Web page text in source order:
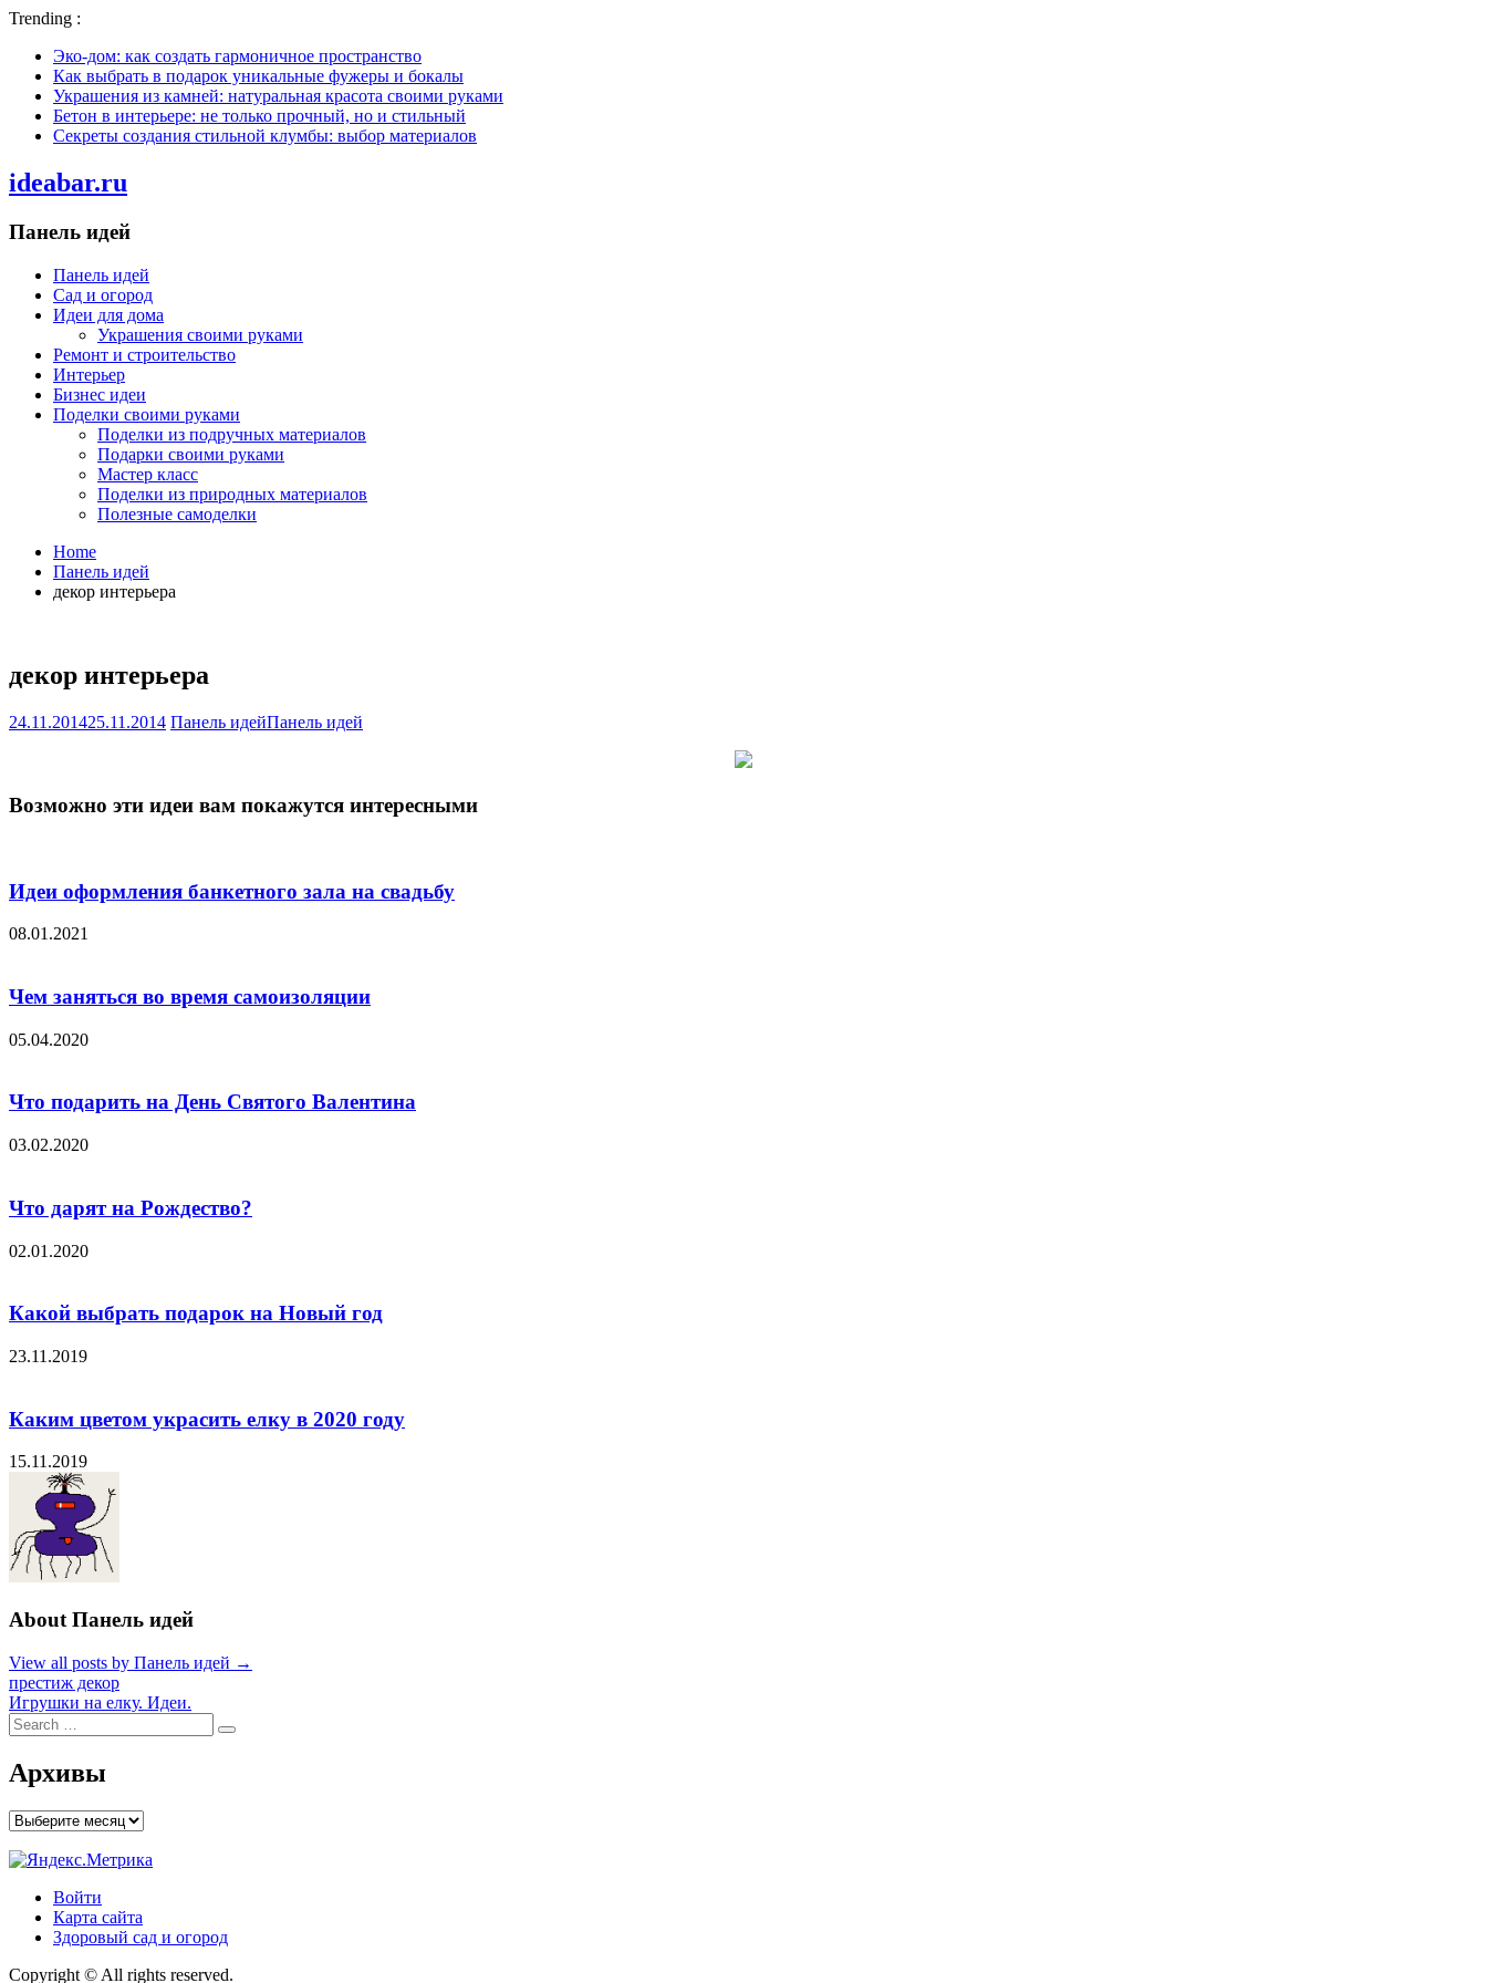
Trending :
Эко-дом: как создать гармоничное пространство
Как выбрать в подарок уникальные фужеры и бокалы
Украшения из камней: натуральная красота своими руками
Бетон в интерьере: не только прочный, но и стильный
Секреты создания стильной клумбы: выбор материалов
ideabar.ru
Панель идей
Панель идей
Сад и огород
Идеи для дома
Украшения своими руками
Ремонт и строительство
Интерьер
Бизнес идеи
Поделки своими руками
Поделки из подручных материалов
Подарки своими руками
Мастер класс
Поделки из природных материалов
Полезные самоделки
Home
Панель идей
декор интерьера
декор интерьера
24.11.201425.11.2014 Панель идейПанель идей
Возможно эти идеи вам покажутся интересными
Идеи оформления банкетного зала на свадьбу
08.01.2021
Чем заняться во время самоизоляции
05.04.2020
Что подарить на День Святого Валентина
03.02.2020
Что дарят на Рождество?
02.01.2020
Какой выбрать подарок на Новый год
23.11.2019
Каким цветом украсить елку в 2020 году
15.11.2019
About Панель идей
View all posts by Панель идей →
Навигация
по
записям
престиж декор
Игрушки на елку. Идеи.
Search
for:
Search
Архивы
Архивы
Войти
Карта сайта
Здоровый сад и огород
Copyright © All rights reserved.